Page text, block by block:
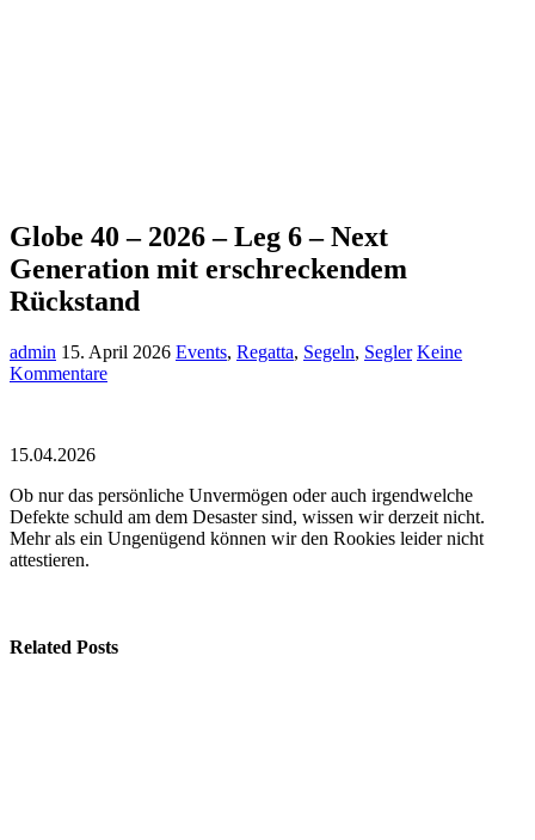
Globe 40 – 2026 – Leg 6 – Next
Generation mit erschreckendem
Rückstand
admin 15. April 2026 Events, Regatta, Segeln, Segler Keine
Kommentare
15.04.2026
Ob nur das persönliche Unvermögen oder auch irgendwelche
Defekte schuld am dem Desaster sind, wissen wir derzeit nicht.
Mehr als ein Ungenügend können wir den Rookies leider nicht
attestieren.
Related Posts